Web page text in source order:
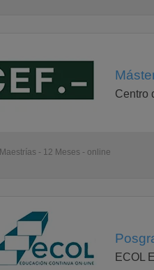
Centro
Maestrías - 12 Meses - online
ECOL